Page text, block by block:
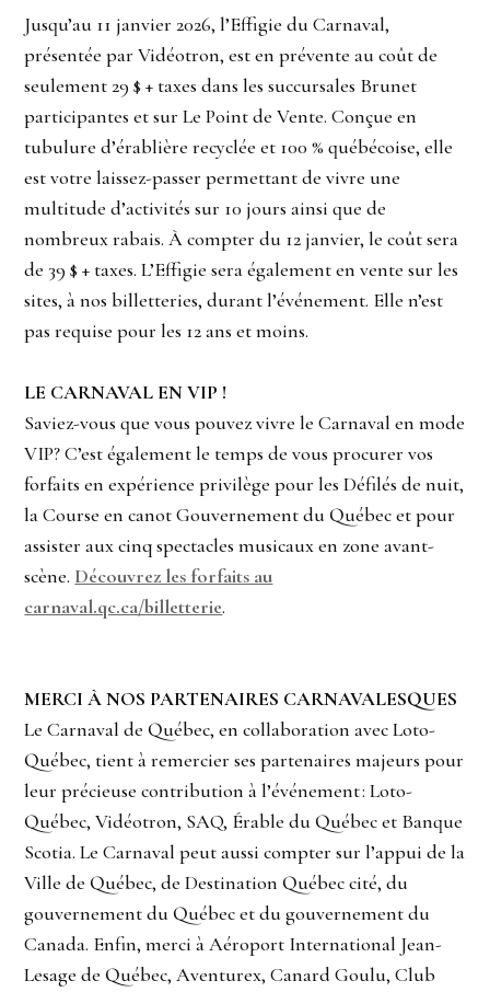
Jusqu’au 11 janvier 2026, l’Effigie du Carnaval,
présentée par Vidéotron, est en prévente au coût de
seulement 29 $ + taxes dans les succursales Brunet
participantes et sur Le Point de Vente. Conçue en
tubulure d’érablière recyclée et 100 % québécoise, elle
est votre laissez-passer permettant de vivre une
multitude d’activités sur 10 jours ainsi que de
nombreux rabais. À compter du 12 janvier, le coût sera
de 39 $ + taxes. L’Effigie sera également en vente sur les
sites, à nos billetteries, durant l’événement. Elle n’est
pas requise pour les 12 ans et moins.
LE CARNAVAL EN VIP !
Saviez-vous que vous pouvez vivre le Carnaval en mode
VIP? C’est également le temps de vous procurer vos
forfaits en expérience privilège pour les Défilés de nuit,
la Course en canot Gouvernement du Québec et pour
assister aux cinq spectacles musicaux en zone avant-
scène. Découvrez les forfaits au
carnaval.qc.ca/billetterie.
MERCI À NOS PARTENAIRES CARNAVALESQUES
Le Carnaval de Québec, en collaboration avec Loto-
Québec, tient à remercier ses partenaires majeurs pour
leur précieuse contribution à l’événement : Loto-
Québec, Vidéotron, SAQ, Érable du Québec et Banque
Scotia. Le Carnaval peut aussi compter sur l’appui de la
Ville de Québec, de Destination Québec cité, du
gouvernement du Québec et du gouvernement du
Canada. Enfin, merci à Aéroport International Jean-
Lesage de Québec, Aventurex, Canard Goulu, Club